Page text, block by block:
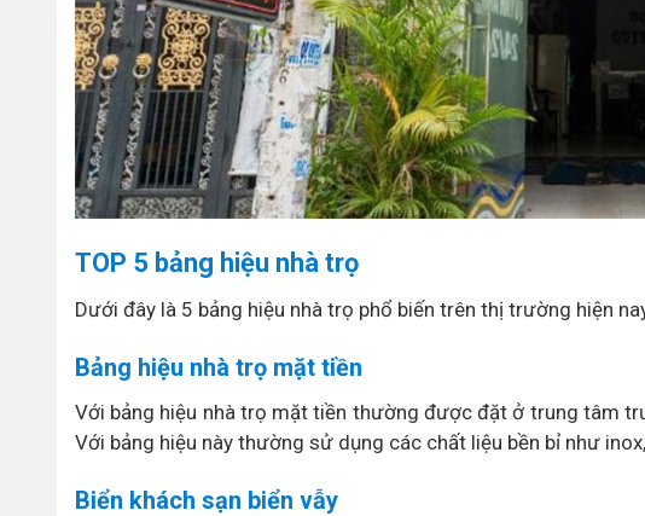
TOP 5 bảng hiệu nhà trọ
Dưới đây là 5 bảng hiệu nhà trọ phổ biến trên thị trường hiện
Bảng hiệu nhà trọ mặt tiền
Với bảng hiệu nhà trọ mặt tiền thường được đặt ở trung tâm
Với bảng hiệu này thường sử dụng các chất liệu bền bỉ như
Biển khách sạn biển vẫy